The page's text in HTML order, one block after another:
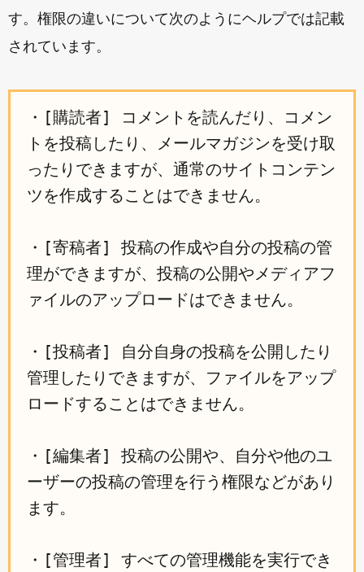
す。権限の違いについて次のようにヘルプでは記載
されています。
・[購読者] コメントを読んだり、コメン
トを投稿したり、メールマガジンを受け取
ったりできますが、通常のサイトコンテン
ツを作成することはできません。
・[寄稿者] 投稿の作成や自分の投稿の管
理ができますが、投稿の公開やメディアフ
ァイルのアップロードはできません。
・[投稿者] 自分自身の投稿を公開したり
管理したりできますが、ファイルをアップ
ロードすることはできません。
・[編集者] 投稿の公開や、自分や他のユ
ーザーの投稿の管理を行う権限などがあり
ます。
・[管理者] すべての管理機能を実行でき